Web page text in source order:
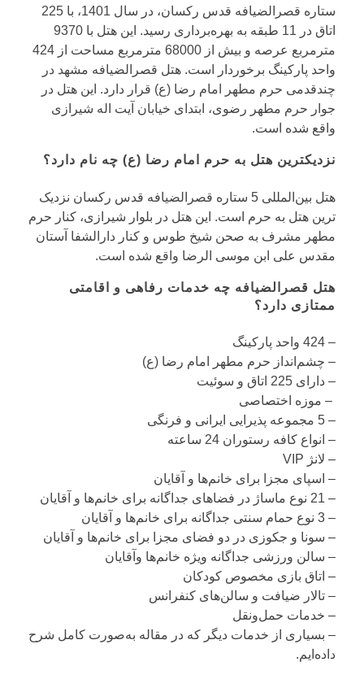
ستاره قصرالضیافه قدس رکسان، در سال 1401، با 225
اتاق در 11 طبقه به بهره‌برداری رسید. این هتل با 9370
مترمربع عرصه و بیش از 68000 مترمربع مساحت از 424
واحد پارکینگ برخوردار است. هتل قصرالضیافه مشهد در
چندقدمی حرم مطهر امام رضا (ع) قرار دارد. این هتل در
جوار حرم مطهر رضوی، ابتدای خیابان آیت اله شیرازی
واقع شده‌ است.
نزدیکترین هتل به حرم امام رضا (ع) چه نام دارد؟
هتل بین‌المللی 5 ستاره قصرالضیافه قدس رکسان نزدیک
ترین هتل به حرم است. این هتل در بلوار شیرازی، کنار حرم
مطهر مشرف به صحن شیخ طوس و کنار دارالشفا آستان
مقدس علی ابن موسی الرضا واقع شده‌ است.
هتل قصرالضیافه چه خدمات رفاهی و اقامتی
ممتازی دارد؟
– 424 واحد پارکینگ
– چشم‌انداز حرم مطهر امام رضا (ع)
– دارای 225 اتاق و سوئیت
– موزه اختصاصی
– 5 مجموعه پذیرایی ایرانی و فرنگی
– انواع کافه‌ رستوران 24 ساعته
– لانژ VIP
– اسپای مجزا برای خانم‌ها و آقایان
– 21 نوع ماساژ در فضاهای جداگانه برای خانم‌ها و آقایان
– 3 نوع حمام سنتی جداگانه برای خانم‌ها و آقایان
– سونا و جکوزی در دو فضای مجزا برای خانم‌ها و آقایان
– سالن ورزشی جداگانه ویژه خانم‌ها وآقایان
– اتاق بازی مخصوص کودکان
– تالار ضیافت و سالن‌های کنفرانس
– خدمات حمل‌ونقل
– بسیاری از خدمات دیگر که در مقاله به‌صورت کامل شرح
داده‌ایم.